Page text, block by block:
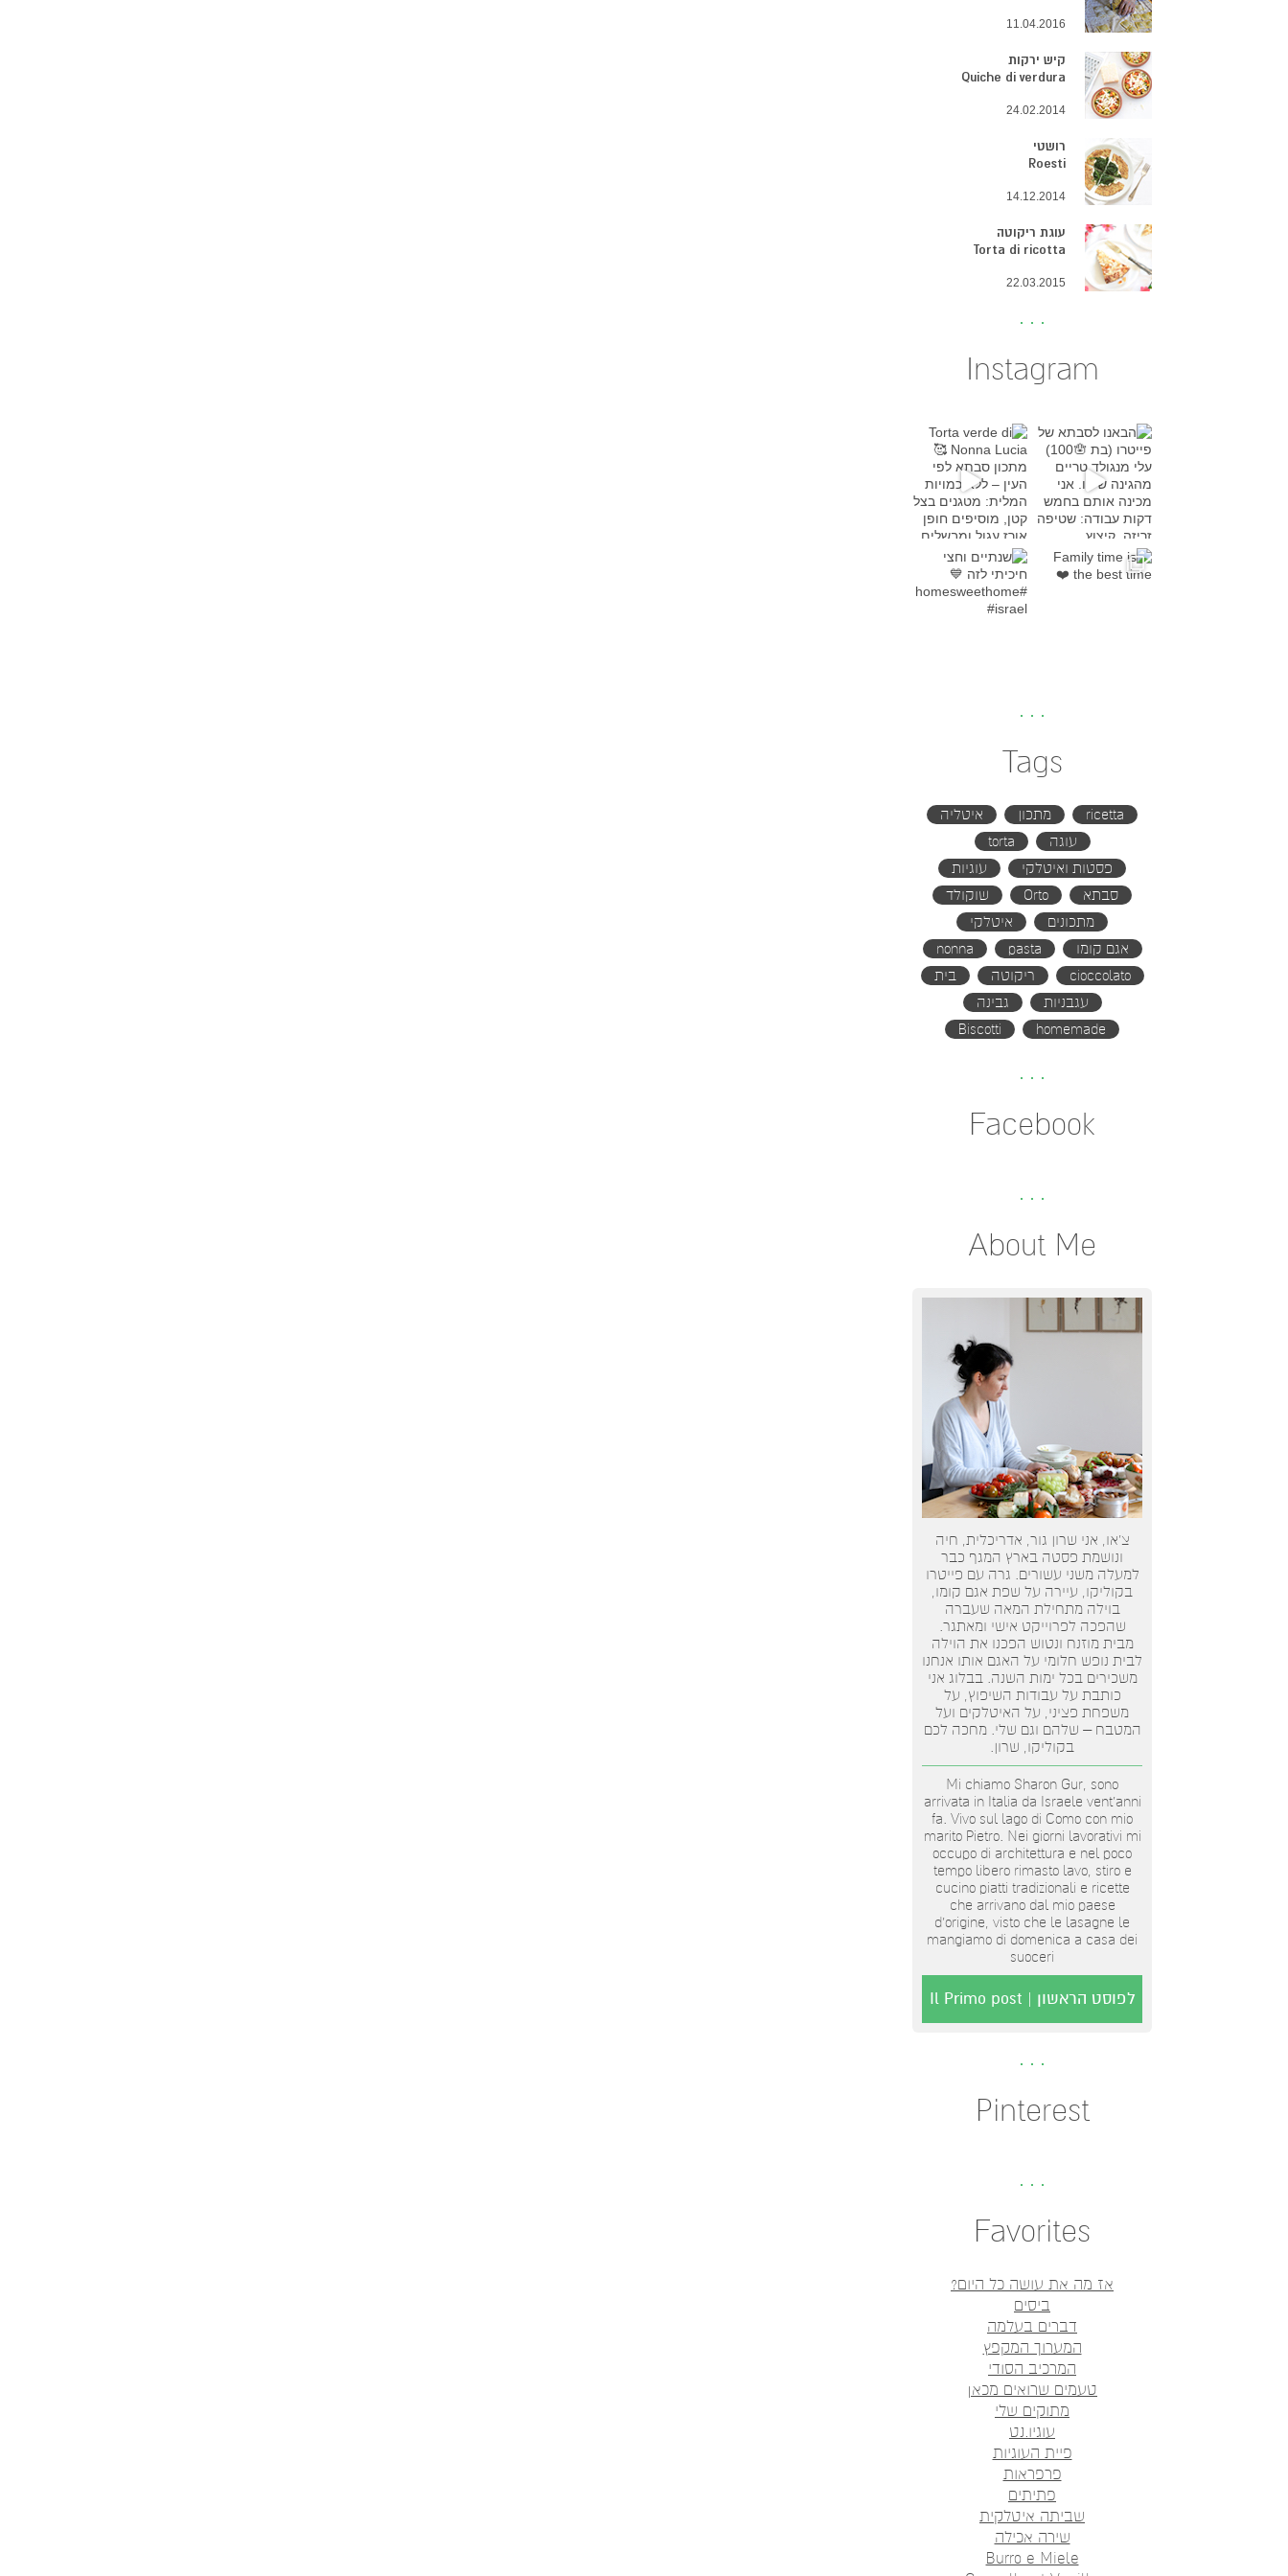
11.04.2016
קיש ירקות
Quiche di verdura
24.02.2014
רושטי
Roesti
14.12.2014
עוגת ריקוטה
Torta di ricotta
22.03.2015
Instagram
Torta verde di Nonna Lucia מתכון סבת
שנתיים וחצי חיכיתי לזה
Tags
ricetta מתכון
איטליה
עוגה
torta
פסטות ואיטלקי
עוגיות
סבתא
Orto
שוקולד
מתכונים
איטלקי
אגם קומו
pasta
nonna
cioccolato
ריקוטה
בית
עגבניות
גבינה
homemade
Biscotti
Facebook
About Me
צ’או, אני שרון גור, אדריכלית, חיה
ונושמת פסטה בארץ המגף כבר
למעלה משני עשורים. גרה עם פייטרו
בקוליקו, עיירה על שפת אגם קומו,
בוילה מתחילת המאה שעברה
שהפכה לפרוייקט אישי ומאתגר.
מבית מוזנח ונטוש הפכנו את הוילה
לבית נופש חלומי על האגם אותו אנחנו
משכירים בכל ימות השנה. בבלוג אני
כותבת על עבודות השיפוץ, על
משפחת פציני, על האיטלקים ועל
המטבח – שלהם וגם שלי. מחכה לכם
בקוליקו, שרון.
Mi chiamo Sharon Gur, sono
arrivata in Italia da Israele vent'anni
fa. Vivo sul lago di Como con mio
marito Pietro. Nei giorni lavorativi mi
occupo di architettura e nel poco
tempo libero rimasto lavo, stiro e
cucino piatti tradizionali e ricette
che arrivano dal mio paese
d’origine, visto che le lasagne le
mangiamo di domenica a casa dei
suoceri
לפוסט הראשון | Il Primo post
Pinterest
Favorites
אז מה את עושה כל היום?
ביסים
דברים בעלמה
המערוך המקפץ
המרכיב הסודי
טעמים שרואים מכאן
מתוקים שלי
עוגיו.נט
פיית העוגיות
פרפראות
פתיתים
שביתה איטלקית
שירה אכילה
Burro e Miele